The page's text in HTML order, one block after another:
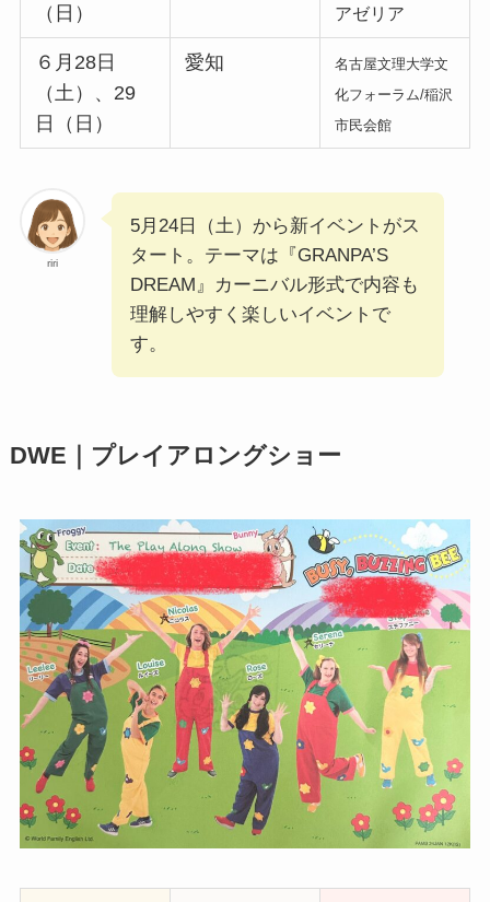
（日）
アゼリア
６月28日
（土）、29
日（日）
愛知
名古屋文理大学文
化フォーラム/稲沢
市民会館
riri
5月24日（土）から新イベントがス
タート。テーマは『GRANPA’S
DREAM』カーニバル形式で内容も
理解しやすく楽しいイベントで
す。
DWE｜プレイアロングショー